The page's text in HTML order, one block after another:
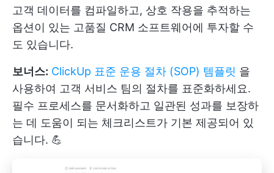
고객 데이터를 컴파일하고, 상호 작용을 추적하는
옵션이 있는 고품질 CRM 소프트웨어에 투자할 수
도 있습니다.
보너스: ClickUp 표준 운용 절차 (SOP) 템플릿 을
사용하여 고객 서비스 팀의 절차를 표준화하세요.
필수 프로세스를 문서화하고 일관된 성과를 보장하
는 데 도움이 되는 체크리스트가 기본 제공되어 있
습니다. 💪